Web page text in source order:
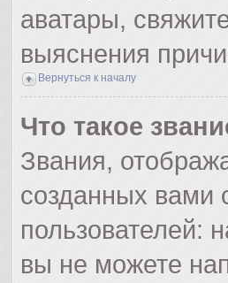
аватары,
выяснения
Вернуться к началу
Что такое
Звания,
созданных вами
пользователей:
вы не можете